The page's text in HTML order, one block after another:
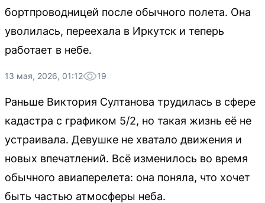
бортпроводницей после обычного полета. Она
уволилась, переехала в Иркутск и теперь
работает в небе.
13 мая, 2026, 01:12 19
Раньше Виктория Султанова трудилась в сфере
кадастра с графиком 5/2, но такая жизнь её не
устраивала. Девушке не хватало движения и
новых впечатлений. Всё изменилось во время
обычного авиаперелета: она поняла, что хочет
быть частью атмосферы неба.